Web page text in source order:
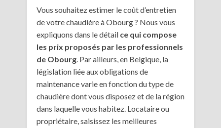
Vous souhaitez estimer le coût d’entretien
de votre chaudière à Obourg ? Nous vous
expliquons dans le détail ce qui compose
les prix proposés par les professionnels
de Obourg. Par ailleurs, en Belgique, la
législation liée aux obligations de
maintenance varie en fonction du type de
chaudière dont vous disposez et de la région
dans laquelle vous habitez. Locataire ou
propriétaire, saisissez les meilleures